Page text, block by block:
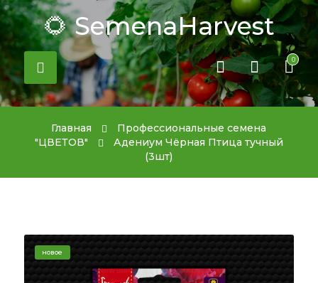
🌻 SemenaHarvest
0
Главная
Профессиональные семена
"ЦВЕТОВ"
Адениум Чёрная Птица тучный
(3шт)
новое